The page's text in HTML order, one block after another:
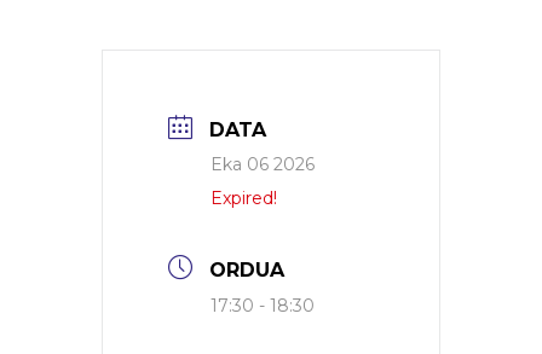
DATA
Eka 06 2026
Expired!
ORDUA
17:30 - 18:30